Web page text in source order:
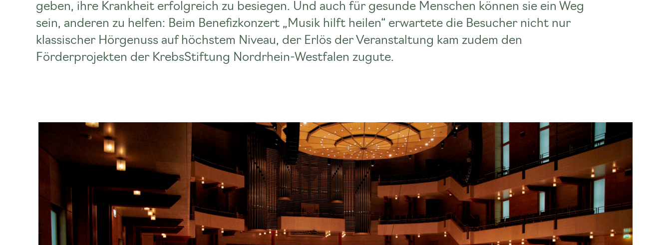
geben, ihre Krankheit erfolgreich zu besiegen. Und auch für gesunde Menschen können sie ein Weg
sein, anderen zu helfen: Beim Benefizkonzert „Musik hilft heilen“ erwartete die Besucher nicht nur
klassischer Hörgenuss auf höchstem Niveau, der Erlös der Veranstaltung kam zudem den
Förderprojekten der KrebsStiftung Nordrhein-Westfalen zugute.